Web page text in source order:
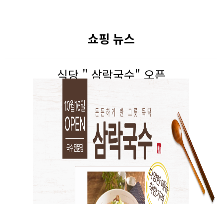
쇼핑 뉴스
식당 " 삼락국수" 오픈